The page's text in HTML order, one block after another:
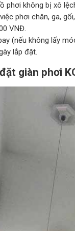
phơi không bị xô
phơi chăn, ga,
VNĐ.
(nếu không lấy
lắp đặt.
giàn phơi